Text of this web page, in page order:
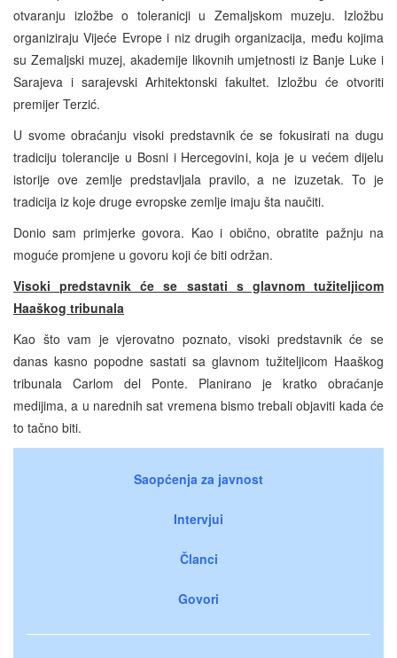
otvaranju izložbe o toleranicji u Zemaljskom muzeju. Izložbu
organiziraju Vijeće Evrope i niz drugih organizacija, među kojima
su Zemaljski muzej, akademije likovnih umjetnosti iz Banje Luke i
Sarajeva i sarajevski Arhitektonski fakultet. Izložbu će otvoriti
premijer Terzić.
U svome obraćanju visoki predstavnik će se fokusirati na dugu
tradiciju tolerancije u Bosni i Hercegovini, koja je u većem dijelu
istorije ove zemlje predstavljala pravilo, a ne izuzetak. To je
tradicija iz koje druge evropske zemlje imaju šta naučiti.
Donio sam primjerke govora. Kao i obično, obratite pažnju na
moguće promjene u govoru koji će biti održan.
Visoki predstavnik će se sastati s glavnom tužiteljicom
Haaškog tribunala
Kao što vam je vjerovatno poznato, visoki predstavnik će se
danas kasno popodne sastati sa glavnom tužiteljicom Haaškog
tribunala Carlom del Ponte. Planirano je kratko obraćanje
medijima, a u narednih sat vremena bismo trebali objaviti kada će
to tačno biti.
Saopćenja za javnost
Intervjui
Članci
Govori